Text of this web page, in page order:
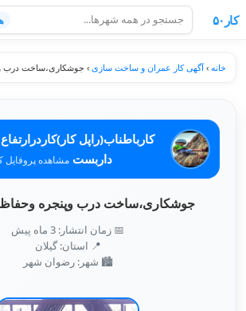
کار۵۰
خانه ›آگهی کار عمران و ساخت سازی › جوشکاری،ساخت درب
کارباطناب(راپل
داربست مشاهده پروفایل
جوشکاری،ساخت درب وپنجره
📅 زمان انتشار: 3 ماه پیش
📍 استان: گیلان
🏙️ شهر: رضوان شهر